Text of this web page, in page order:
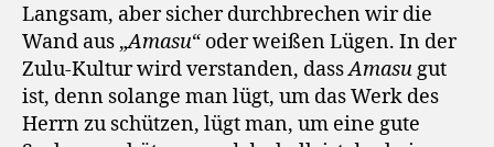
Langsam, aber sicher durchbrechen wir die
Wand aus „Amasu“ oder weißen Lügen. In der
Zulu-Kultur wird verstanden, dassAmasu gut
ist, denn solange man lügt, um das Werk des
Herrn zu schützen, lügt man, um eine gute